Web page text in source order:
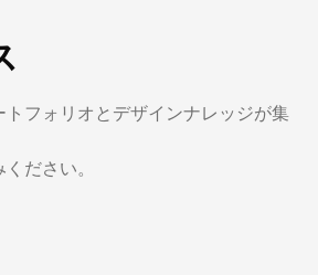
フォリオとデザインナレッジが集
ださい。